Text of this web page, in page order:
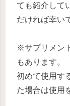
ても紹介して
だければ幸い
※サプリメン
もあります。
初めて使用す
た場合は使用